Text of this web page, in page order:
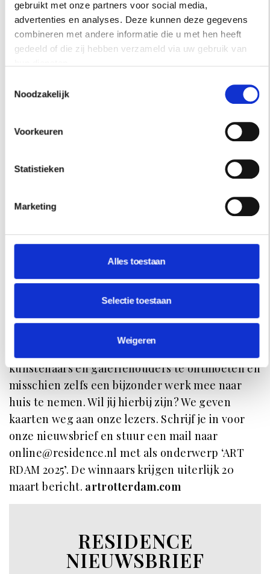
gebruikt met onze partners voor social media,
advertenties en analyses. Deze kunnen deze gegevens
combineren met andere informatie die u met hen heeft
gedeeld of die zij hebben verzameld via uw gebruik van
Noodzakelijk
Voorkeuren
Statistieken
Marketing
Alles toestaan
Selectie toestaan
Weigeren
Elsemarijn Bruys, Blue to Purple, 6.0, 2023, Contour Gallery.
kunstenaars en galeriehouders te ontmoeten en
misschien zelfs een bijzonder werk mee naar
huis te nemen. Wil jij hierbij zijn? We geven
kaarten weg aan onze lezers. Schrijf je in voor
onze nieuwsbrief en stuur een mail naar
online@residence.nl met als onderwerp ‘ART
RDAM 2025’. De winnaars krijgen uiterlijk 20
maart bericht. artrotterdam.com
RESIDENCE
NIEUWSBRIEF